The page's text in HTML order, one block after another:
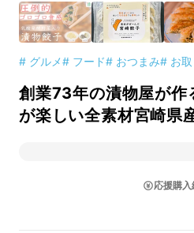
# グルメ# フード# おつまみ# お
創業73年の漬物屋が作
が楽しい全素材宮崎県
応援購入